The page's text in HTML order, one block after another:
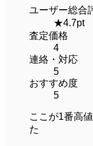
ユーザー総合
★4.7pt
査定価格
4
連絡・対応
5
おすすめ度
5
ここが1番高
た